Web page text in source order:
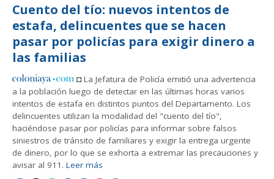
Cuento del tío: nuevos intentos de
estafa, delincuentes que se hacen
pasar por policías para exigir dinero a
las familias
◘ La Jefatura de Policía emitió una advertencia
a la población luego de detectar en las últimas horas varios
intentos de estafa en distintos puntos del Departamento. Los
delincuentes utilizan la modalidad del "cuento del tío",
haciéndose pasar por policías para informar sobre falsos
siniestros de tránsito de familiares y exigir la entrega urgente
de dinero, por lo que se exhorta a extremar las precauciones y
avisar al 911. Leer más